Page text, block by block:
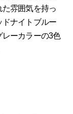
雰囲気を持っ
ナイトブルー
ーカラーの3色